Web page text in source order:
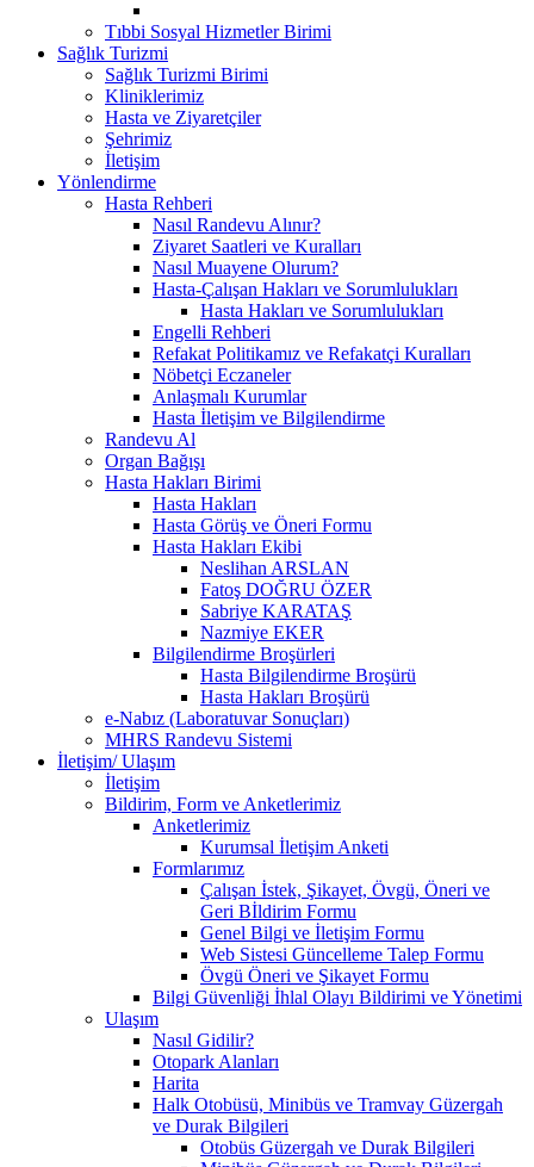
Tıbbi Sosyal Hizmetler Birimi
Sağlık Turizmi
Sağlık Turizmi Birimi
Kliniklerimiz
Hasta ve Ziyaretçiler
Şehrimiz
İletişim
Yönlendirme
Hasta Rehberi
Nasıl Randevu Alınır?
Ziyaret Saatleri ve Kuralları
Nasıl Muayene Olurum?
Hasta-Çalışan Hakları ve Sorumlulukları
Hasta Hakları ve Sorumlulukları
Engelli Rehberi
Refakat Politikamız ve Refakatçi Kuralları
Nöbetçi Eczaneler
Anlaşmalı Kurumlar
Hasta İletişim ve Bilgilendirme
Randevu Al
Organ Bağışı
Hasta Hakları Birimi
Hasta Hakları
Hasta Görüş ve Öneri Formu
Hasta Hakları Ekibi
Neslihan ARSLAN
Fatoş DOĞRU ÖZER
Sabriye KARATAŞ
Nazmiye EKER
Bilgilendirme Broşürleri
Hasta Bilgilendirme Broşürü
Hasta Hakları Broşürü
e-Nabız (Laboratuvar Sonuçları)
MHRS Randevu Sistemi
İletişim/ Ulaşım
İletişim
Bildirim, Form ve Anketlerimiz
Anketlerimiz
Kurumsal İletişim Anketi
Formlarımız
Çalışan İstek, Şikayet, Övgü, Öneri ve
Geri Bİldirim Formu
Genel Bilgi ve İletişim Formu
Web Sistesi Güncelleme Talep Formu
Övgü Öneri ve Şikayet Formu
Bilgi Güvenliği İhlal Olayı Bildirimi ve Yönetimi
Ulaşım
Nasıl Gidilir?
Otopark Alanları
Harita
Halk Otobüsü, Minibüs ve Tramvay Güzergah
ve Durak Bilgileri
Otobüs Güzergah ve Durak Bilgileri